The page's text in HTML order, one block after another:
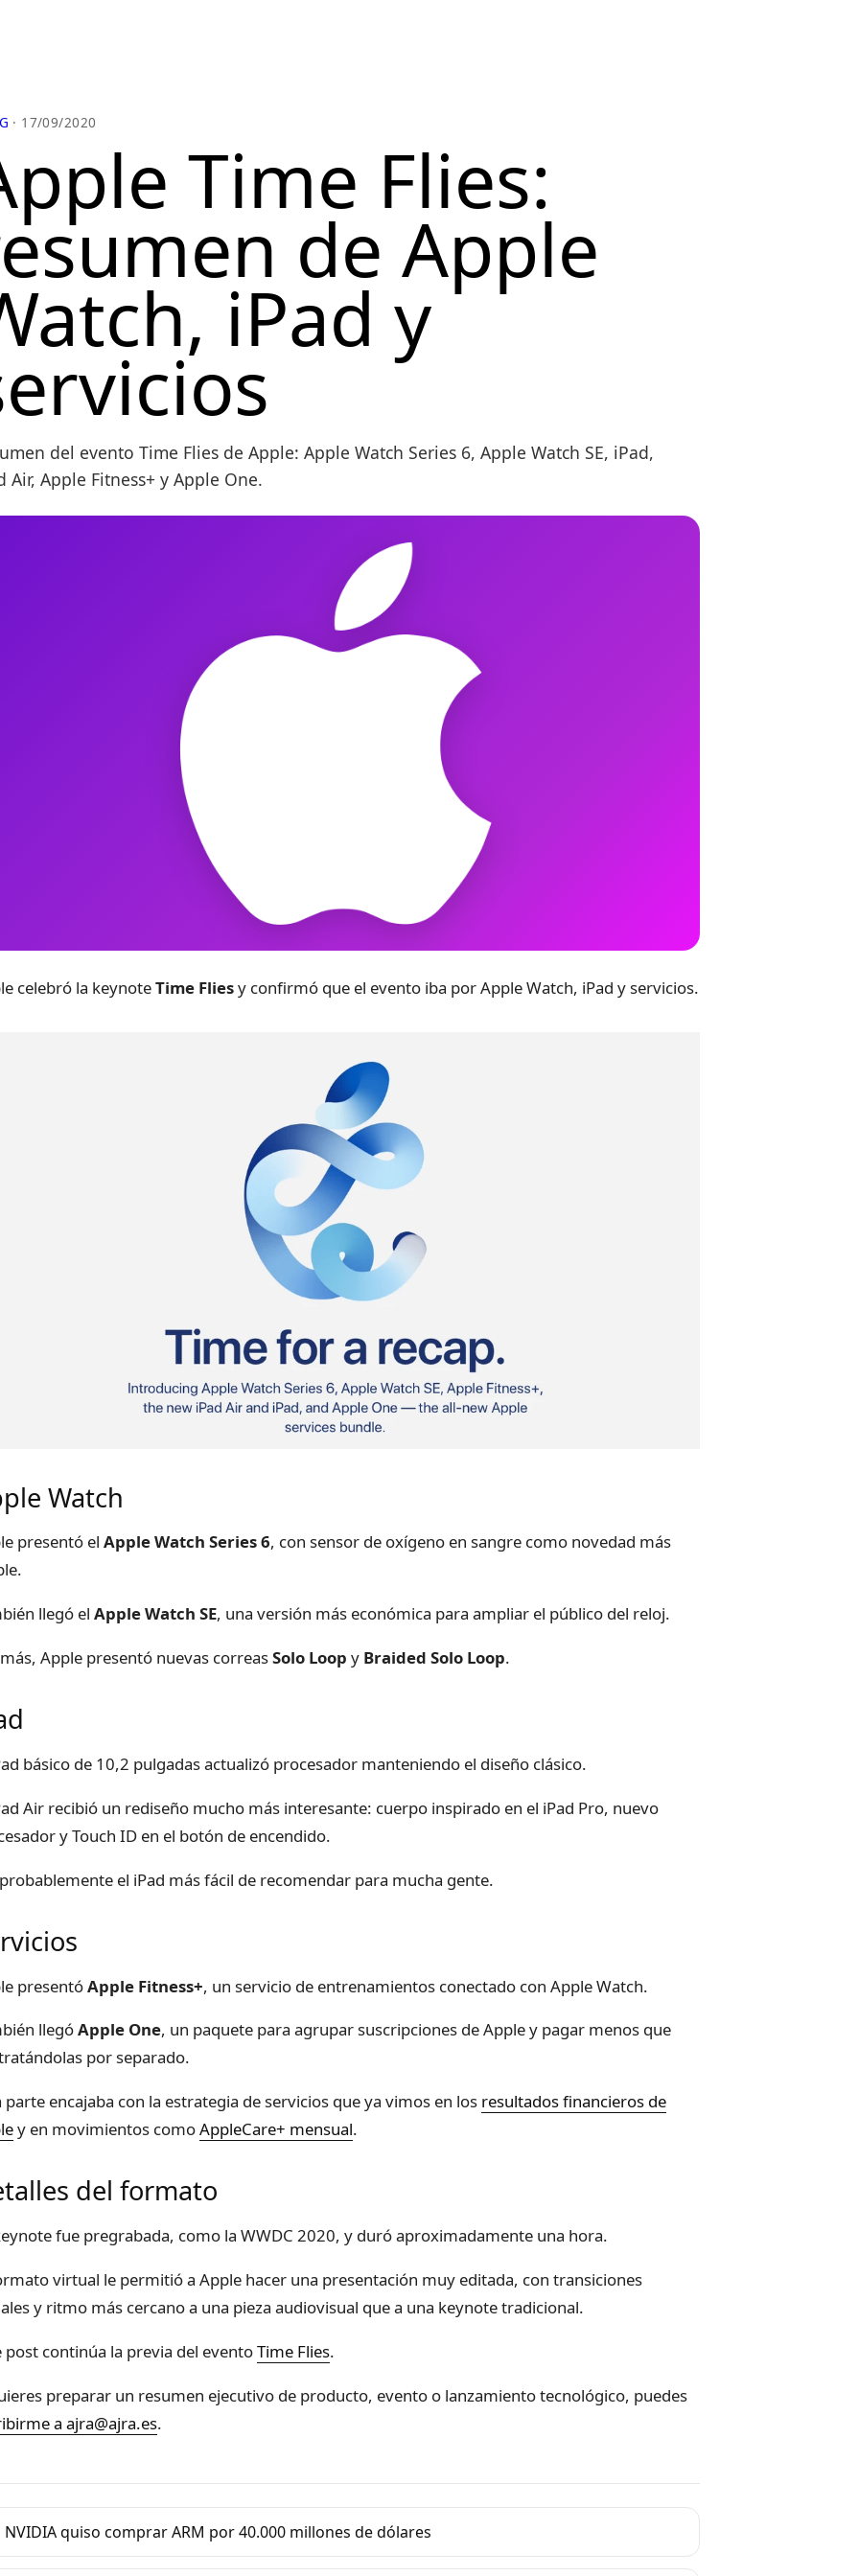
· 17/09/2020
Time Flies:
de Apple
iPad y
del evento Time Flies de Apple: Apple Watch Series 6, Apple Watch SE, iPad,
Air, Apple Fitness+ y Apple One.
celebró la keynoteTime Fliesy confirmó que el evento iba por Apple Watch, iPad y servicios.
Watch
presentó elApple Watch Series 6, con sensor de oxígeno en sangre como novedad más
llegó elApple Watch SE, una versión más económica para ampliar el público del reloj.
Apple presentó nuevas correasSolo Loop y Braided Solo Loop.
básico de 10,2 pulgadas actualizó procesador manteniendo el diseño clásico.
Air recibió un rediseño mucho más interesante: cuerpo inspirado en el iPad Pro, nuevo
y Touch ID en el botón de encendido.
el iPad más fácil de recomendar para mucha gente.
presentóApple Fitness+, un servicio de entrenamientos conectado con Apple Watch.
llegóApple One, un paquete para agrupar suscripciones de Apple y pagar menos que
por separado.
parte encajaba con la estrategia de servicios que ya vimos en los resultados financieros de
y en movimientos comoAppleCare+ mensual.
del formato
fue pregrabada, como la WWDC 2020, y duró aproximadamente una hora.
virtual le permitió a Apple hacer una presentación muy editada, con transiciones
y ritmo más cercano a una pieza audiovisual que a una keynote tradicional.
post continúa la previa del eventoTime Flies.
preparar un resumen ejecutivo de producto, evento o lanzamiento tecnológico, puedes
a ajra@ajra.es.
quiso comprar ARM por 40.000 millones de dólares